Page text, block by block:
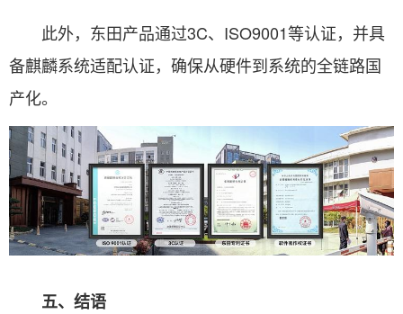
此外，东田产品通过3C、ISO9001等认证，并具
备麒麟系统适配认证，确保从硬件到系统的全链路国
产化。
五、结语